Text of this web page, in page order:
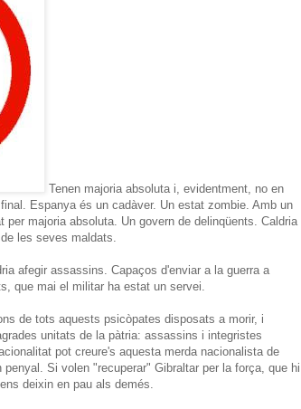
Tenen majoria absoluta i, evidentment, no en
Espanya és un cadàver. Un estat zombie. Amb un
majoria absoluta. Un govern de delinqüents. Caldria
les seves maldats.
afegir assassins. Capaços d'enviar a la guerra a
que mai el militar ha estat un servei.
de tots aquests psicòpates disposats a morir, i
unitats de la pàtria: assassins i integristes
pot creure's aquesta merda nacionalista de
Si volen "recuperar" Gibraltar per la força, que hi
deixin en pau als demés.